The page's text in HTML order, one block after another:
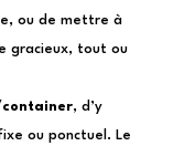
ou de mettre à
gracieux, tout ou
, d’y
ou ponctuel. Le